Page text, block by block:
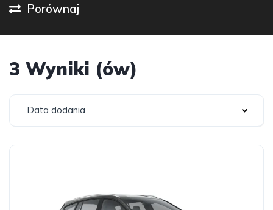
Porównaj
3 Wyniki (ów)
Data dodania